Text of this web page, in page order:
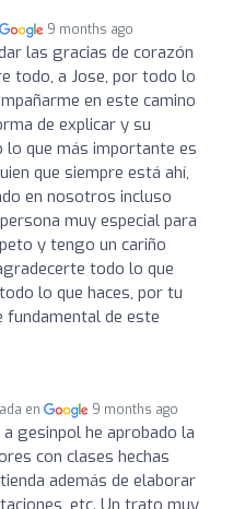
9 months ago
las gracias de corazón
todo, a Jose, por todo lo
en este camino
de explicar y su
lo que más importante es
que siempre está ahí,
en nosotros incluso
muy especial para
y tengo un cariño
todo lo que
lo que haces, por tu
de este
en 9 months ago
a gesinpol he aprobado la
con clases hechas
además de elaborar
etc. Un trato muy